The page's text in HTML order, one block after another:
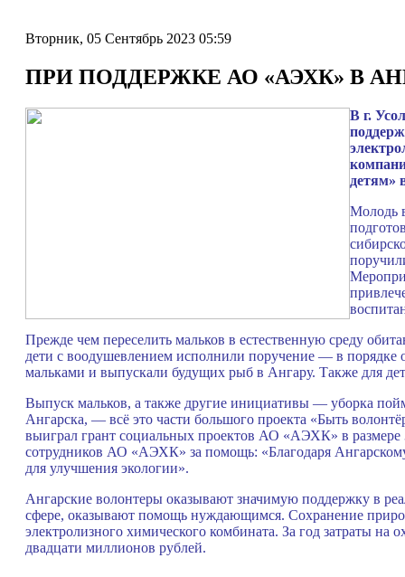
Вторник, 05 Сентябрь 2023 05:59
ПРИ ПОДДЕРЖКЕ АО «АЭХК» В
В г.
детям»
Молодь
Прежде чем переселить мальков в естественную среду
дети с воодушевлением исполнили поручение — в порядке
мальками и выпускали будущих рыб в Ангару. Также для
Выпуск мальков, а также другие инициативы — уборка
Ангарска, — всё это части большого проекта «Быть
выиграл грант социальных проектов АО «АЭХК» в размере
сотрудников АО «АЭХК» за помощь: «Благодаря
для улучшения экологии».
Ангарские волонтеры оказывают значимую поддержку в
сфере, оказывают помощь нуждающимся. Сохранение
электролизного химического комбината. За год затраты
двадцати миллионов рублей.